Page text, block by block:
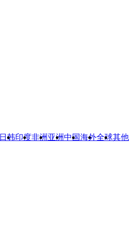
日韩印度非洲 亚洲中国海外全球其他